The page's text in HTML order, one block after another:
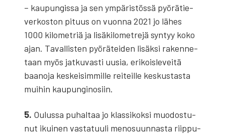
– kau­pun­gis­sa ja sen ympä­ris­tös­sä pyö­rä­tie­
ver­kos­ton pituus on vuon­na 2021 jo lähes
1000 kilo­met­riä ja lisä­ki­lo­met­re­jä syn­tyy koko
ajan. Taval­lis­ten pyö­rä­tei­den lisäk­si raken­ne­
taan myös jat­ku­vas­ti uusia, eri­kois­le­vei­tä
baa­no­ja kes­kei­sim­mil­le rei­teil­le kes­kus­tas­ta
mui­hin kau­pun­gi­no­siin.
5. Oulus­sa puhal­taa jo klas­si­kok­si muo­dos­tu­
nut ikui­nen vas­ta­tuu­li meno­suun­nas­ta riip­pu­